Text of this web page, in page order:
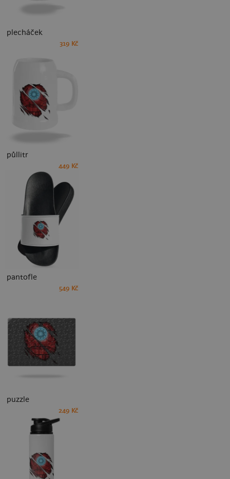
plecháček
319 Kč
půllitr
449 Kč
pantofle
549 Kč
puzzle
249 Kč